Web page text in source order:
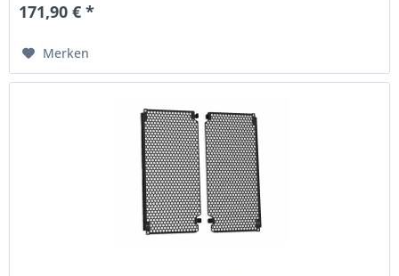
171,90 € *
Merken